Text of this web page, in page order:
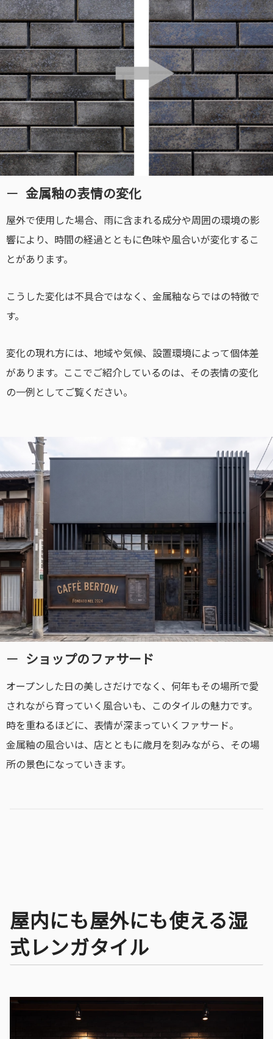
金属釉の表情の変化
屋外で使用した場合、雨に含まれる成分や周囲の環境の影
響により、時間の経過とともに色味や風合いが変化するこ
とがあります。
こうした変化は不具合ではなく、金属釉ならではの特徴で
す。
変化の現れ方には、地域や気候、設置環境によって個体差
があります。ここでご紹介しているのは、その表情の変化
の一例としてご覧ください。
ショップのファサード
オープンした日の美しさだけでなく、何年もその場所で愛
されながら育っていく風合いも、このタイルの魅力です。
時を重ねるほどに、表情が深まっていくファサード。
金属釉の風合いは、店とともに歳月を刻みながら、その場
所の景色になっていきます。
屋内にも屋外にも使える湿
式レンガタイル